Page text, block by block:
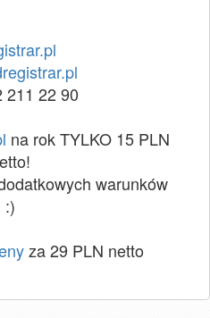
211 22 90
na rok TYLKO 15 PLN
warunków
:)
za 29 PLN netto